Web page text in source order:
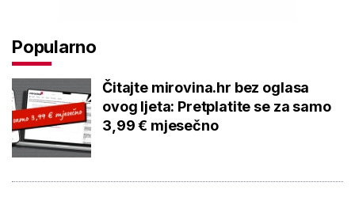
Popularno
Čitajte mirovina.hr bez oglasa
ovog ljeta: Pretplatite se za samo
3,99 € mjesečno